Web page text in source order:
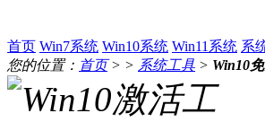
首页 Win7系统 Win10系统 Win11系统 系
您的位置： 首页> > 系统工具 > Win10